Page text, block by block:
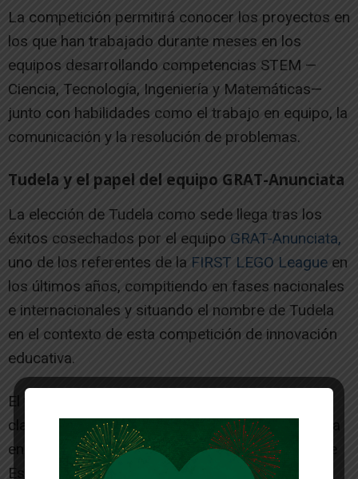
La competición permitirá conocer los proyectos en
los que han trabajado durante meses en los
equipos desarrollando competencias STEM —
Ciencia, Tecnología, Ingeniería y Matemáticas—
junto con habilidades como el trabajo en equipo, la
comunicación y la resolución de problemas.
Tudela y el papel del equipo GRAT-Anunciata
La elección de Tudela como sede llega tras los
éxitos cosechados por el equipo GRAT-Anunciata,
uno de los referentes de la FIRST LEGO League en
los últimos años, compitiendo en fases nacionales
e internacionales y situando el nombre de Tudela
en el contexto de esta competición de innovación
educativa.
El torneo de Tudela es uno de los 34
clasificatorios que se van a desarrollar en España
en esta 24ª edición de la FIRST® LEGO® League
España. Los equipos que se clasifiquen